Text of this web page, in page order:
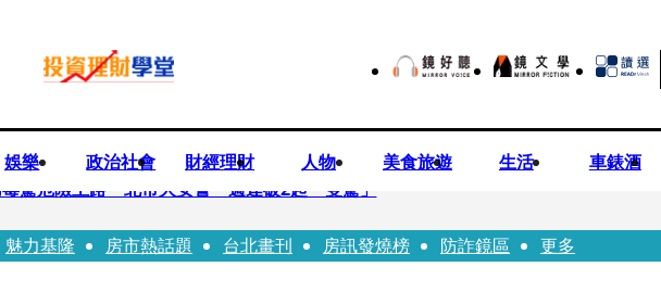
娛樂 政治社會 財經理財 人物 美食旅遊 生活 車錶酒
駕危險上路 北市大安警一週連破2起「雙駕」
文廷、FEniX夏浦洋組「神隊友」 邱以太、林亭莉熱血狂奔殺青淚崩
魅力基隆 房市熱話題 台北畫刊 房訊發燒榜 防詐鏡區 更多